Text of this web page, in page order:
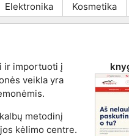
Elektronika Kosmetika
ir importuoti į
veikla yra
metodinį
kėlimo centre.